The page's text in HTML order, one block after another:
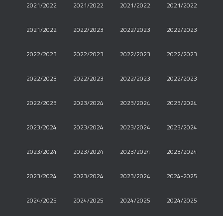
2021/2022 2021/2022 2021/2022 2021/2022
2021/2022 2022/2023 2022/2023 2022/2023
2022/2023 2022/2023 2022/2023 2022/2023
2022/2023 2022/2023 2022/2023 2022/2023
2022/2023 2023/2024 2023/2024 2023/2024
2023/2024 2023/2024 2023/2024 2023/2024
2023/2024 2023/2024 2023/2024 2023/2024
2023/2024 2023/2024 2023/2024 2024-2025
2024/2025 2024/2025 2024/2025 2024/2025